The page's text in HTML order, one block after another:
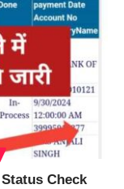
Check